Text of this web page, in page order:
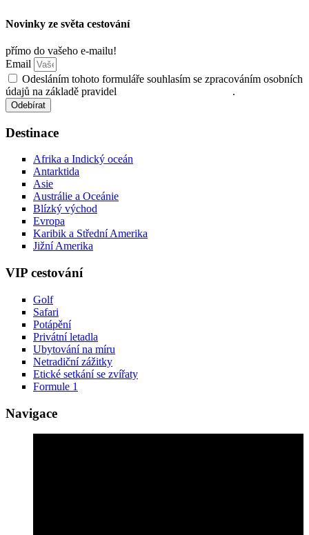
Novinky ze světa cestování
přímo do vašeho e-mailu!
Email
Odesláním tohoto formuláře souhlasím se zpracováním osobních
údajů na základě pravidel
.
Odebírat
Destinace
Afrika a Indický oceán
Antarktida
Asie
Austrálie a Oceánie
Blízký východ
Evropa
Karibik a Střední Amerika
Jižní Amerika
VIP cestování
Golf
Safari
Potápění
Privátní letadla
Ubytování na míru
Netradiční zážitky
Etické setkání se zvířaty
Formule 1
Navigace